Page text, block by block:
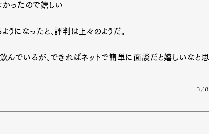
かったので嬉しい
になったと、評判は上々のようだ。
んでいるが、できればネットで簡単に面談だと嬉しいなと思
3/8